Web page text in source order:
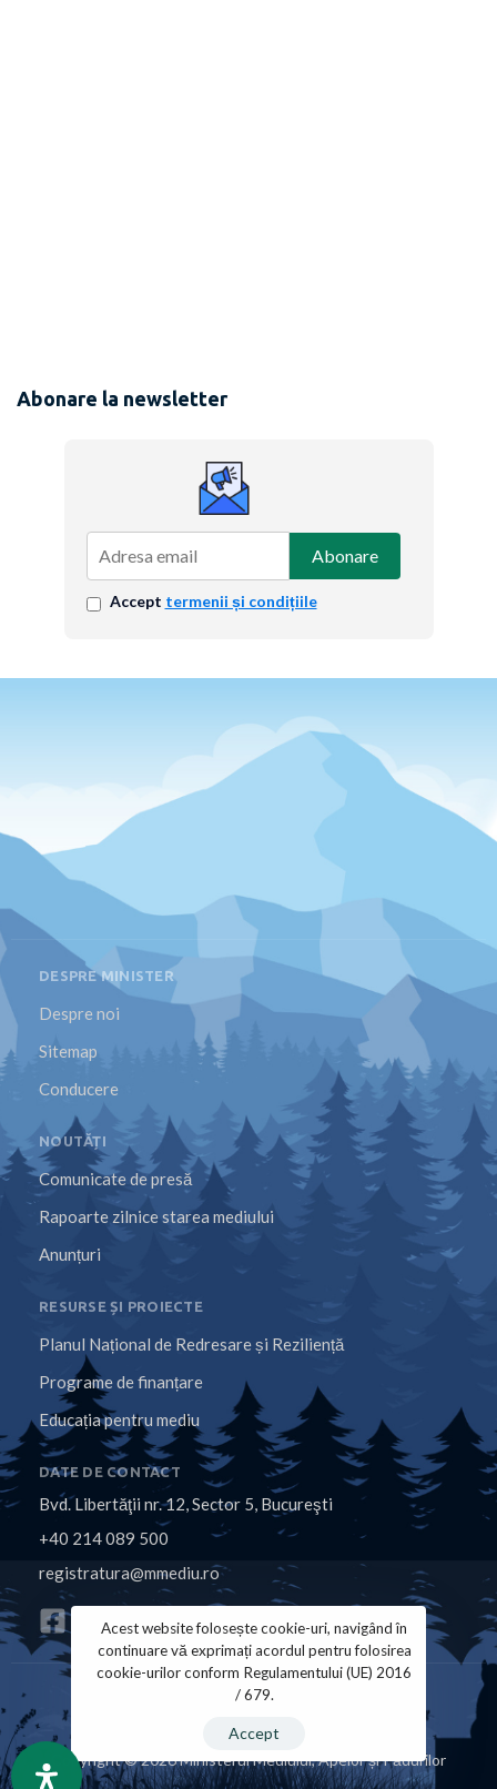
Abonare la newsletter
Abonare
Accept termenii și condițiile
DESPRE MINISTER
Despre noi
Sitemap
Conducere
NOUTĂȚI
Comunicate de presă
Rapoarte zilnice starea mediului
Anunțuri
RESURSE ȘI PROIECTE
Planul Național de Redresare și Reziliență
Programe de finanțare
Educația pentru mediu
DATE DE CONTACT
Bvd. Libertăţii nr. 12, Sector 5, Bucureşti
+40 214 089 500
registratura@mmediu.ro
Copyright © 2026 Ministerul Mediului, Apelor și Pădurilor
Acest website folosește cookie-uri, navigând în
continuare vă exprimați acordul pentru folosirea
cookie-urilor conform Regulamentului (UE) 2016
/ 679.
Accept